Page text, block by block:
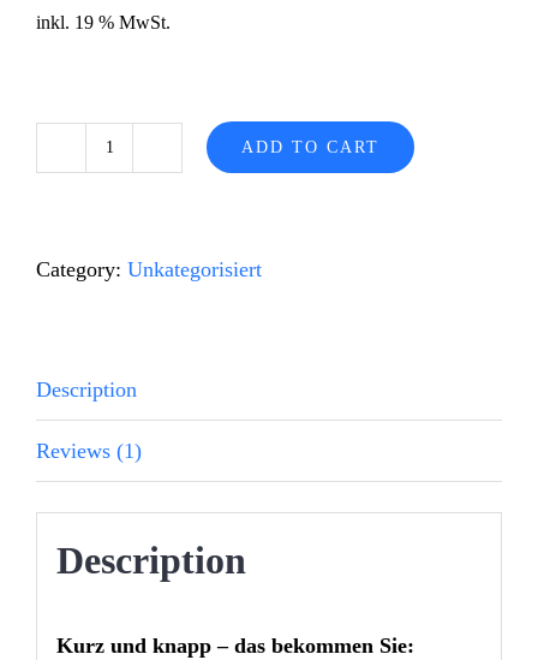
customer
inkl. 19 % MwSt.
ADD TO CART
Category: Unkategorisiert
Description
Reviews (1)
Description
Kurz und knapp – das bekommen Sie: